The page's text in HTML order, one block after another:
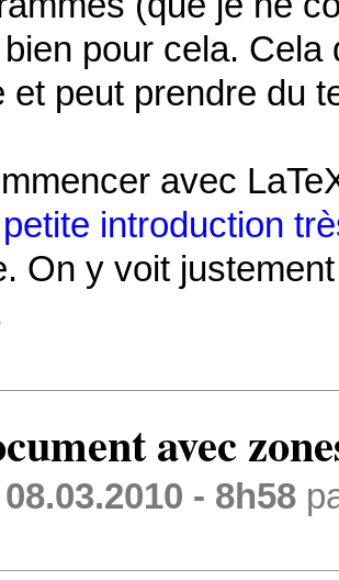
pour cela.
et peut prendre du
avec
introduction
On y voit
avec
08.03.2010 - 8h58